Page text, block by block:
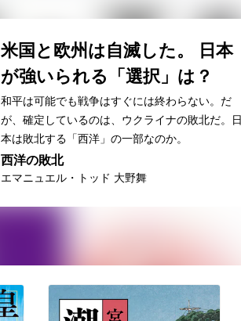
米国と欧州は自滅した。 日本
が強いられる「選択」は？
和平は可能でも戦争はすぐには終わらない。だ
が、確定しているのは、ウクライナの敗北だ。日
本は敗北する「西洋」の一部なのか。
西洋の敗北
エマニュエル・トッド 大野舞